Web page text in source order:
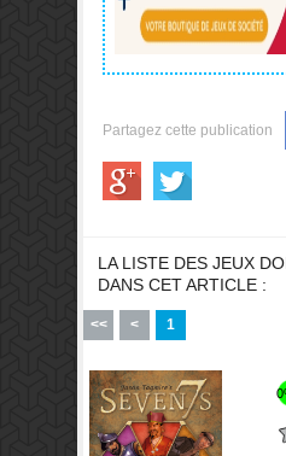
Partagez cette publication
LA LISTE DES JEUX
DANS CET ARTICLE :
<< < 1